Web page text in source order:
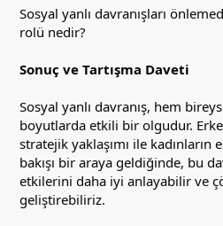
Sosyal yanlı davranışları
rolü nedir?
Sonuç ve Tartışma Daveti
Sosyal yanlı davranış, hem
boyutlarda etkili bir olgudur.
stratejik yaklaşımı ile
bakışı bir araya geldiğinde, bu
etkilerini daha iyi anlayabilir ve
geliştirebiliriz.